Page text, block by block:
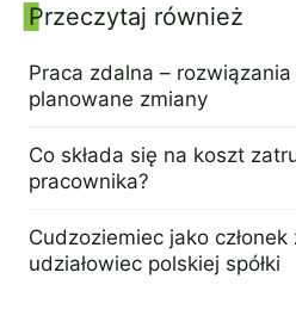
Panel boczny
Przeczytaj również
Praca zdalna –
planowane zmiany
Co składa się na koszt
pracownika?
Cudzoziemiec jako członek
udziałowiec polskiej spółki